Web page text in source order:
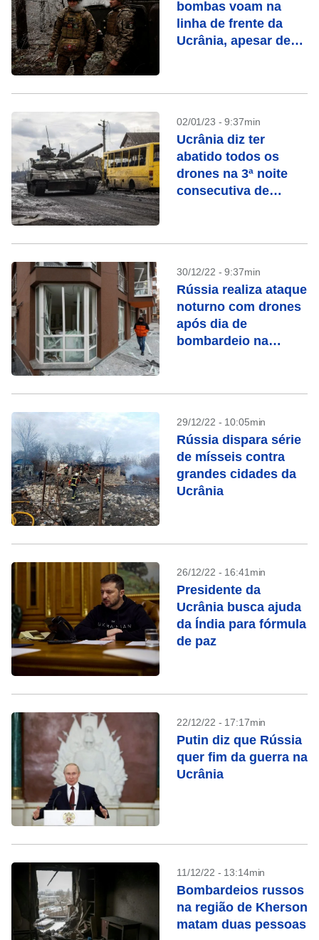
bombas voam na
linha de frente da
Ucrânia, apesar de
02/01/23 - 9:37min
Ucrânia diz ter
abatido todos os
drones na 3ª noite
consecutiva de
30/12/22 - 9:37min
Rússia realiza ataque
noturno com drones
após dia de
bombardeio na
29/12/22 - 10:05min
Rússia dispara série
de mísseis contra
grandes cidades da
Ucrânia
26/12/22 - 16:41min
Presidente da
Ucrânia busca ajuda
da Índia para fórmula
de paz
22/12/22 - 17:17min
Putin diz que Rússia
quer fim da guerra na
Ucrânia
11/12/22 - 13:14min
Bombardeios russos
na região de Kherson
matam duas pessoas